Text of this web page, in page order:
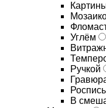
Углём
Ручкой
В